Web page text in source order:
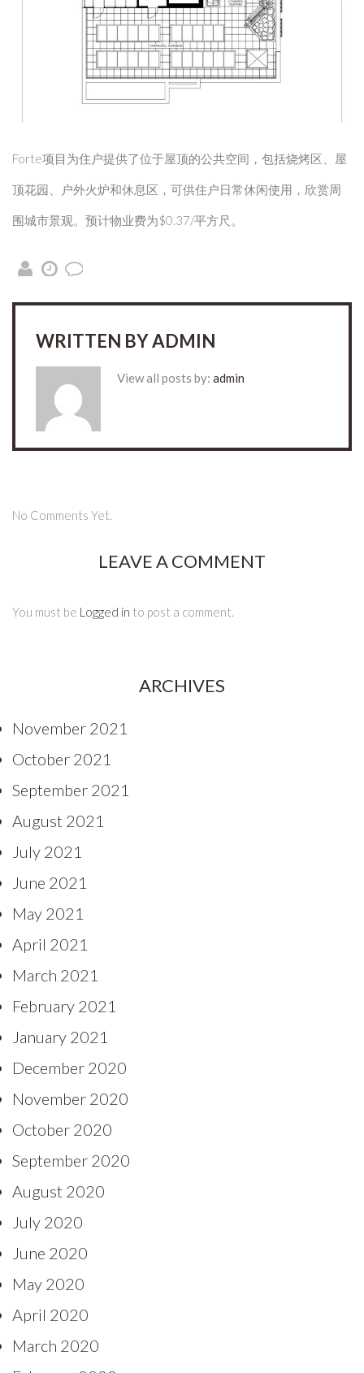
Forte项目为住户提供了位于屋顶的公共空间，包括烧烤区、屋
顶花园、户外火炉和休息区，可供住户日常休闲使用，欣赏周
围城市景观。预计物业费为$0.37/平方尺。
WRITTEN BYADMIN
View all posts by: admin
No Comments Yet.
LEAVE A COMMENT
You must be Logged in to post a comment.
ARCHIVES
November 2021
October 2021
September 2021
August 2021
July 2021
June 2021
May 2021
April 2021
March 2021
February 2021
January 2021
December 2020
November 2020
October 2020
September 2020
August 2020
July 2020
June 2020
May 2020
April 2020
March 2020